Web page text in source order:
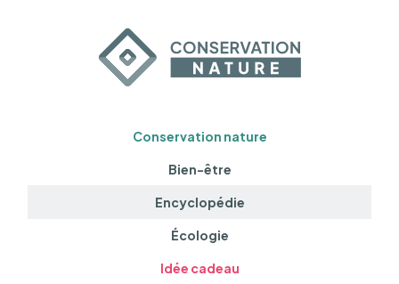
Conservation nature
Bien-être
Encyclopédie
Écologie
Idée cadeau